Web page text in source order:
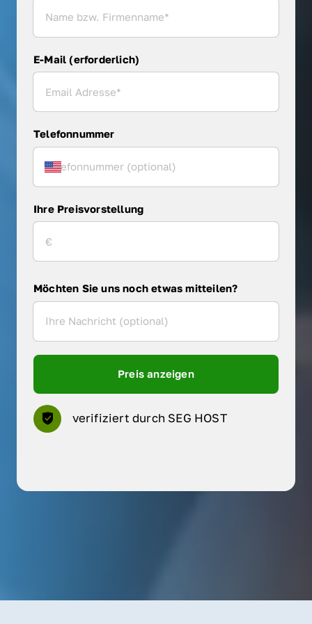
E-Mail (erforderlich)
Telefonnummer
Ihre Preisvorstellung
Möchten Sie uns noch etwas mitteilen?
Preis anzeigen
verifiziert durch SEG HOST